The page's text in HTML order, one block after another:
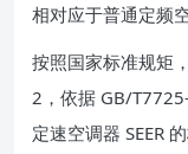
相对应于普通定频
按照国家标准规矩
2，依据 GB/
定速空调器 SEER